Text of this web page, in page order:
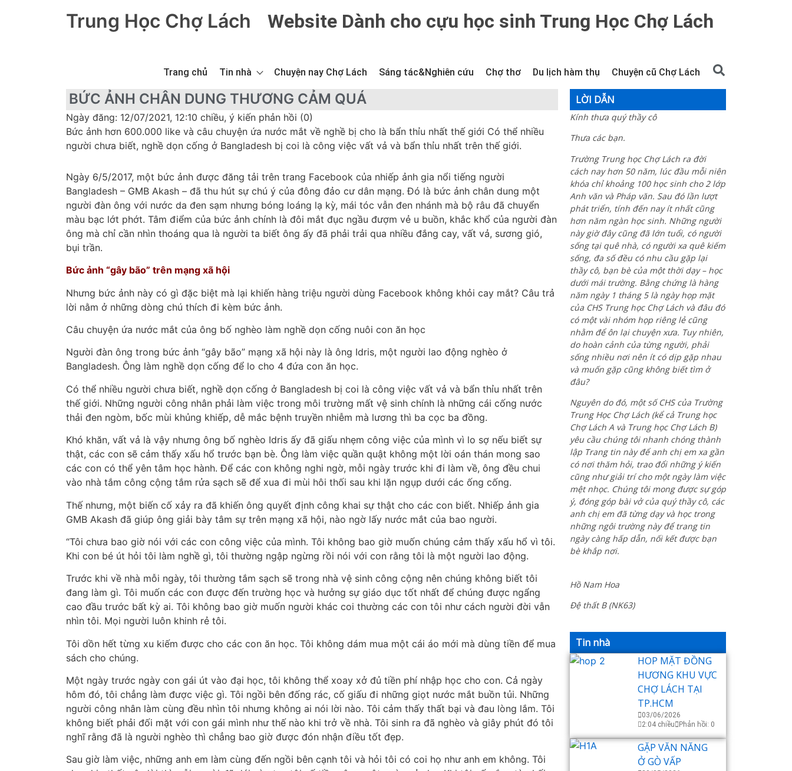
Trung Học Chợ Lách Website Dành cho cựu học sinh Trung Học Chợ Lách
Trang chủ Tin nhà Chuyện nay Chợ Lách Sáng tác&Nghiên cứu Chợ thơ Du lịch hàm thụ Chuyện cũ Chợ Lách
BỨC ẢNH CHÂN DUNG THƯƠNG CẢM QUÁ
Ngày đăng: 12/07/2021, 12:10 chiều, ý kiến phản hồi (0)
Bức ảnh hơn 600.000 like và câu chuyện ứa nước mắt về nghề bị cho là bẩn thỉu nhất thế giới Có thể nhiều
người chưa biết, nghề dọn cống ở Bangladesh bị coi là công việc vất vả và bẩn thỉu nhất trên thế giới.
Ngày 6/5/2017, một bức ảnh được đăng tải trên trang Facebook của nhiếp ảnh gia nổi tiếng người
Bangladesh – GMB Akash – đã thu hút sự chú ý của đông đảo cư dân mạng. Đó là bức ảnh chân dung một
người đàn ông với nước da đen sạm nhưng bóng loáng lạ kỳ, mái tóc vẫn đen nhánh mà bộ râu đã chuyển
màu bạc lớt phớt. Tâm điểm của bức ảnh chính là đôi mắt đục ngầu đượm vẻ u buồn, khắc khổ của người đàn
ông mà chỉ cần nhìn thoáng qua là người ta biết ông ấy đã phải trải qua nhiều đắng cay, vất vả, sương gió,
bụi trần.
Bức ảnh “gây bão” trên mạng xã hội
Nhưng bức ảnh này có gì đặc biệt mà lại khiến hàng triệu người dùng Facebook không khỏi cay mắt? Câu trả
lời nằm ở những dòng chú thích đi kèm bức ảnh.
Câu chuyện ứa nước mắt của ông bố nghèo làm nghề dọn cống nuôi con ăn học
Người đàn ông trong bức ảnh “gây bão” mạng xã hội này là ông Idris, một người lao động nghèo ở
Bangladesh. Ông làm nghề dọn cống để lo cho 4 đứa con ăn học.
Có thể nhiều người chưa biết, nghề dọn cống ở Bangladesh bị coi là công việc vất vả và bẩn thỉu nhất trên
thế giới. Những người công nhân phải làm việc trong môi trường mất vệ sinh chính là những cái cống nước
thải đen ngòm, bốc mùi khủng khiếp, dễ mắc bệnh truyền nhiễm mà lương thì ba cọc ba đồng.
Khó khăn, vất vả là vậy nhưng ông bố nghèo Idris ấy đã giấu nhẹm công việc của mình vì lo sợ nếu biết sự
thật, các con sẽ cảm thấy xấu hổ trước bạn bè. Ông làm việc quần quật không một lời oán thán mong sao
các con có thể yên tâm học hành. Để các con không nghi ngờ, mỗi ngày trước khi đi làm về, ông đều chui
vào nhà tắm công cộng tắm rửa sạch sẽ để xua đi mùi hôi thối sau khi lặn ngụp dưới các ống cống.
Thế nhưng, một biến cố xảy ra đã khiến ông quyết định công khai sự thật cho các con biết. Nhiếp ảnh gia
GMB Akash đã giúp ông giải bày tâm sự trên mạng xã hội, nào ngờ lấy nước mắt của bao người.
“Tôi chưa bao giờ nói với các con công việc của mình. Tôi không bao giờ muốn chúng cảm thấy xấu hổ vì tôi.
Khi con bé út hỏi tôi làm nghề gì, tôi thường ngập ngừng rồi nói với con rằng tôi là một người lao động.
Trước khi về nhà mỗi ngày, tôi thường tắm sạch sẽ trong nhà vệ sinh công cộng nên chúng không biết tôi
đang làm gì. Tôi muốn các con được đến trường học và hưởng sự giáo dục tốt nhất để chúng được ngẩng
cao đầu trước bất kỳ ai. Tôi không bao giờ muốn người khác coi thường các con tôi như cách người đời vẫn
nhìn tôi. Mọi người luôn khinh rẻ tôi.
Tôi dồn hết từng xu kiếm được cho các con ăn học. Tôi không dám mua một cái áo mới mà dùng tiền để mua
sách cho chúng.
Một ngày trước ngày con gái út vào đại học, tôi không thể xoay xở đủ tiền phí nhập học cho con. Cả ngày
hôm đó, tôi chẳng làm được việc gì. Tôi ngồi bên đống rác, cố giấu đi những giọt nước mắt buồn tủi. Những
người công nhân làm cùng đều nhìn tôi nhưng không ai nói lời nào. Tôi cảm thấy thất bại và đau lòng lắm. Tôi
không biết phải đối mặt với con gái mình như thế nào khi trở về nhà. Tôi sinh ra đã nghèo và giây phút đó tôi
nghĩ rằng đã là người nghèo thì chẳng bao giờ được đón nhận điều tốt đẹp.
Sau giờ làm việc, những anh em làm cùng đến ngồi bên cạnh tôi và hỏi tôi có coi họ như anh em không. Tôi
LỜI DẪN
Kính thưa quý thầy cô
Thưa các bạn.
Trường Trung học Chợ Lách ra đời
cách nay hơn 50 năm, lúc đầu mỗi niên
khóa chỉ khoảng 100 học sinh cho 2 lớp
Anh văn và Pháp văn. Sau đó lần lượt
phát triển, tính đến nay ít nhất cũng
hơn năm ngàn học sinh. Những người
này giờ đây cũng đã lớn tuổi, có người
sống tại quê nhà, có người xa quê kiếm
sống, đa số đều có nhu cầu gặp lại
thầy cô, bạn bè của một thời dạy – học
dưới mái trường. Bằng chứng là hàng
năm ngày 1 tháng 5 là ngày họp mặt
của CHS Trung học Chợ Lách và đâu đó
có một vài nhóm họp riêng lẻ cũng
nhằm để ôn lại chuyện xưa. Tuy nhiên,
do hoàn cảnh của từng người, phải
sống nhiều nơi nên ít có dịp gặp nhau
và muốn gặp cũng không biết tìm ở
đâu?
Nguyên do đó, một số CHS của Trường
Trung Học Chợ Lách (kể cả Trung học
Chợ Lách A và Trung học Chợ Lách B)
yêu cầu chúng tôi nhanh chóng thành
lập Trang tin này để anh chị em xa gần
có nơi thăm hỏi, trao đổi những ý kiến
cũng như giải trí cho một ngày làm việc
mệt nhọc. Chúng tôi mong được sự góp
ý, đóng góp bài vở của quý thầy cô, các
anh chị em đã từng dạy và học trong
những ngôi trường này để trang tin
ngày càng hấp dẫn, nối kết được bạn
bè khắp nơi.
Hồ Nam Hoa
Đệ thất B (NK63)
Tin nhà
HOP MẶT ĐỒNG
HƯƠNG KHU VỰC
CHỢ LÁCH TẠI
TP.HCM
03/06/2026
2:04 chiều
Phản hồi: 0
GẶP VĂN NĂNG
Ở GÒ VẤP